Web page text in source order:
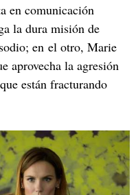
en comunicación
la dura misión de
en el otro, Marie
aprovecha la agresión
están fracturando